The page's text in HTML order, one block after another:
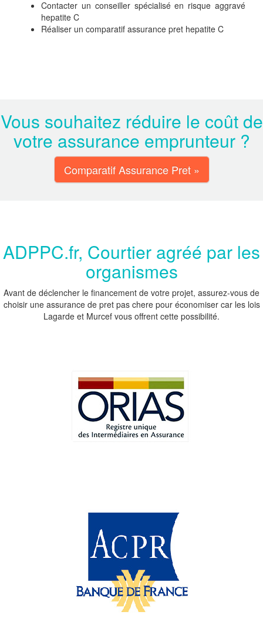
Contacter un conseiller spécialisé en risque aggravé
hepatite C
Réaliser un comparatif assurance pret hepatite C
Vous souhaitez réduire le coût de
votre assurance emprunteur ?
Comparatif Assurance Pret »
ADPPC.fr, Courtier agréé par les
organismes
Avant de déclencher le financement de votre projet, assurez-vous de
choisir une assurance de pret pas chere pour économiser car les lois
Lagarde et Murcef vous offrent cette possibilité.